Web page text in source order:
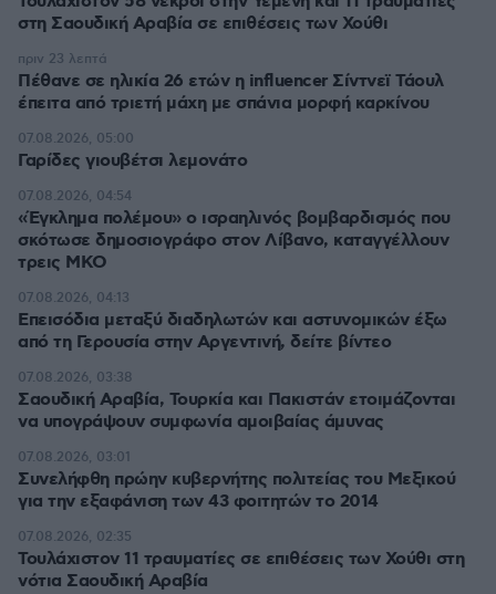
στη Σαουδική Αραβία σε επιθέσεις των Χούθι
Πέθανε σε ηλικία 26 ετών η influencer Σίντνεϊ Τάουλ
έπειτα από τριετή μάχη με σπάνια μορφή καρκίνου
πριν 23 λεπτά
Γαρίδες γιουβέτσι λεμονάτο
07.08.2026, 05:00
«Έγκλημα πολέμου» ο ισραηλινός βομβαρδισμός που
σκότωσε δημοσιογράφο στον Λίβανο, καταγγέλλουν
τρεις ΜΚΟ
07.08.2026, 04:54
Επεισόδια μεταξύ διαδηλωτών και αστυνομικών έξω
από τη Γερουσία στην Αργεντινή, δείτε βίντεο
07.08.2026, 04:13
Σαουδική Αραβία, Τουρκία και Πακιστάν ετοιμάζονται
να υπογράψουν συμφωνία αμοιβαίας άμυνας
07.08.2026, 03:38
Συνελήφθη πρώην κυβερνήτης πολιτείας του Μεξικού
για την εξαφάνιση των 43 φοιτητών το 2014
07.08.2026, 03:01
Τουλάχιστον 11 τραυματίες σε επιθέσεις των Χούθι στη
νότια Σαουδική Αραβία
07.08.2026, 02:35